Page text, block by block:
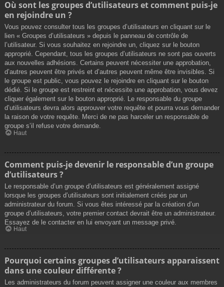
Où sont les groupes d’utilisateurs et comment puis-je
en rejoindre un ?
Vous pouvez consulter tous les groupes d’utilisateurs en cliquant sur le
lien « Groupes d’utilisateurs » depuis le panneau de contrôle de
l’utilisateur. Si vous souhaitez en rejoindre un, cliquez sur le bouton
approprié. Cependant, tous les groupes d’utilisateurs ne sont pas ouverts
aux nouvelles adhésions. Certains peuvent nécessiter une approbation,
d’autres peuvent être privés et d’autres peuvent même être invisibles. Si
le groupe est public, vous pouvez le rejoindre en cliquant sur le bouton
dédié. Si le groupe est restreint et nécessite une approbation, vous devez
cliquer également sur le bouton approprié. Le responsable du groupe
d’utilisateurs devra alors approuver votre requête et pourra vous demander
la raison de votre requête. Merci de ne pas harceler un responsable de
groupe s’il refuse votre demande.
Haut
Comment puis-je devenir le responsable d’un groupe
d’utilisateurs ?
Le responsable d’un groupe d’utilisateurs est généralement assigné
lorsque les groupes d’utilisateurs sont initialement créés par un
administrateur du forum. Si vous êtes intéressé par la création d’un
groupe d’utilisateurs, votre premier contact devrait être un administrateur.
Essayez de le contacter en lui envoyant un message privé.
Haut
Pourquoi certains groupes d’utilisateurs apparaissent
dans une couleur différente ?
Les administrateurs du forum peuvent assigner une couleur aux membres